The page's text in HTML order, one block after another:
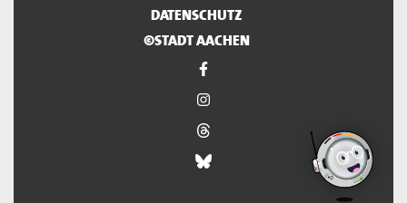
DATENSCHUTZ
©STADT AACHEN